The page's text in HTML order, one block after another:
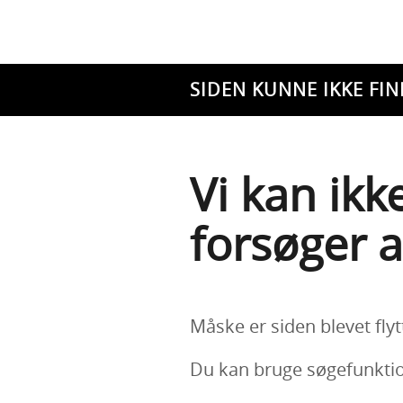
SIDEN KUNNE IKKE
Vi kan
forsøger
Måske er siden blevet
Du kan bruge